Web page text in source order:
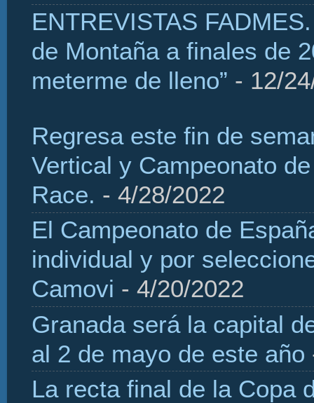
ENTREVISTAS
de Montaña a finales de
meterme de lleno” - 12/
Regresa este fin de
Vertical y Campeonato
Race. - 4/28/2022
El Campeonato de
individual y por
Camovi - 4/20/2022
Granada será la capital
al 2 de mayo de este año
La recta final de la Copa